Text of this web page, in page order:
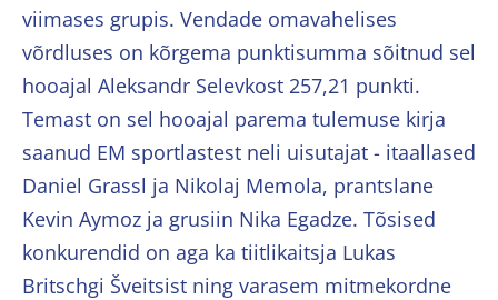
viimases grupis. Vendade omavahelises
võrdluses on kõrgema punktisumma sõitnud sel
hooajal Aleksandr Selevkost 257,21 punkti.
Temast on sel hooajal parema tulemuse kirja
saanud EM sportlastest neli uisutajat - itaallased
Daniel Grassl ja Nikolaj Memola, prantslane
Kevin Aymoz ja grusiin Nika Egadze. Tõsised
konkurendid on aga ka tiitlikaitsja Lukas
Britschgi Šveitsist ning varasem mitmekordne